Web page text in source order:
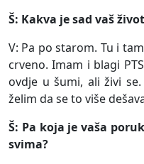
Š: Kakva je sad vaš
V: Pa po starom. Tu i
crveno. Imam i blagi
ovdje u šumi, ali živi
želim da se to više
Š: Pa koja je vaša
svima?